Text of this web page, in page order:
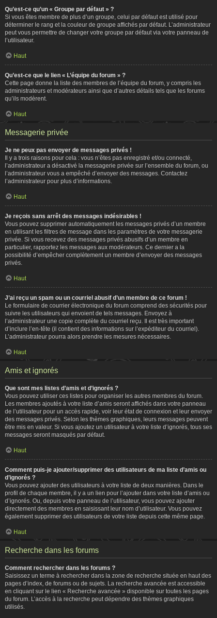
Qu’est-ce qu’un « Groupe par défaut » ?
Si vous êtes membre de plus d’un groupe, celui par défaut est utilisé pour
déterminer le rang et la couleur de groupe affichés par défaut. L’administrateur
peut vous permettre de changer votre groupe par défaut via votre panneau de
l’utilisateur.
Haut
Qu’est-ce que le lien « L’équipe du forum » ?
Cette page donne la liste des membres de l’équipe du forum, y compris les
administrateurs et modérateurs ainsi que d’autres détails tels que les forums
qu’ils modèrent.
Haut
Messagerie privée
Je ne peux pas envoyer de messages privés !
Il y a trois raisons pour cela : vous n’êtes pas enregistré et/ou connecté,
l’administrateur a désactivé la messagerie privée sur l’ensemble du forum, ou
l’administrateur vous a empêché d’envoyer des messages. Contactez
l’administrateur pour plus d’informations.
Haut
Je reçois sans arrêt des messages indésirables !
Vous pouvez supprimer automatiquement les messages privés d’un membre
en utilisant les filtres de message dans les paramètres de votre messagerie
privée. Si vous recevez des messages privés abusifs d’un membre en
particulier, rapportez les messages aux modérateurs. Ce dernier a la
possibilité d’empêcher complètement un membre d’envoyer des messages
privés.
Haut
J’ai reçu un spam ou un courriel abusif d’un membre de ce forum !
Le formulaire de courrier électronique du forum comprend des sécurités pour
suivre les utilisateurs qui envoient de tels messages. Envoyez à
l’administrateur une copie complète du courriel reçu. Il est très important
d’inclure l’en-tête (il contient des informations sur l’expéditeur du courriel).
L’administrateur pourra alors prendre les mesures nécessaires.
Haut
Amis et ignorés
Que sont mes listes d’amis et d’ignorés ?
Vous pouvez utiliser ces listes pour organiser les autres membres du forum.
Les membres ajoutés à votre liste d’amis seront affichés dans votre panneau
de l’utilisateur pour un accès rapide, voir leur état de connexion et leur envoyer
des messages privés. Selon les thèmes graphiques, leurs messages peuvent
être mis en valeur. Si vous ajoutez un utilisateur à votre liste d’ignorés, tous ses
messages seront masqués par défaut.
Haut
Comment puis-je ajouter/supprimer des utilisateurs de ma liste d’amis ou
d’ignorés ?
Vous pouvez ajouter des utilisateurs à votre liste de deux manières. Dans le
profil de chaque membre, il y a un lien pour l’ajouter dans votre liste d’amis ou
d’ignorés. Ou, depuis votre panneau de l’utilisateur, vous pouvez ajouter
directement des membres en saisissant leur nom d’utilisateur. Vous pouvez
également supprimer des utilisateurs de votre liste depuis cette même page.
Haut
Recherche dans les forums
Comment rechercher dans les forums ?
Saisissez un terme à rechercher dans la zone de recherche située en haut des
pages d’index, de forums ou de sujets. La recherche avancée est accessible
en cliquant sur le lien « Recherche avancée » disponible sur toutes les pages
du forum. L’accès à la recherche peut dépendre des thèmes graphiques
utilisés.